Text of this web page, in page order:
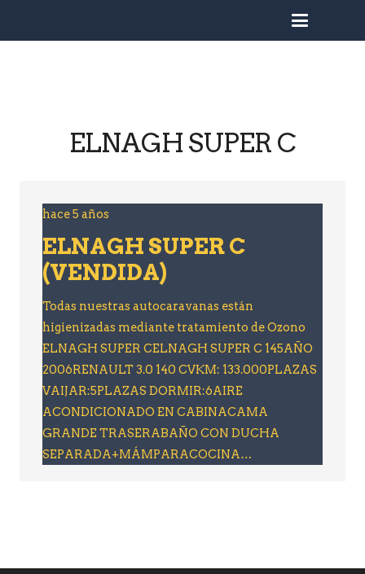
ELNAGH SUPER C
hace 5 años
ELNAGH SUPER C
(VENDIDA)
Todas nuestras autocaravanas están
higienizadas mediante tratamiento de Ozono
ELNAGH SUPER CELNAGH SUPER C 145AÑO
2006RENAULT 3.0 140 CVKM: 133.000PLAZAS
VAIJAR:5PLAZAS DORMIR:6AIRE
ACONDICIONADO EN CABINACAMA
GRANDE TRASERABAÑO CON DUCHA
SEPARADA+MÁMPARACOCINA…